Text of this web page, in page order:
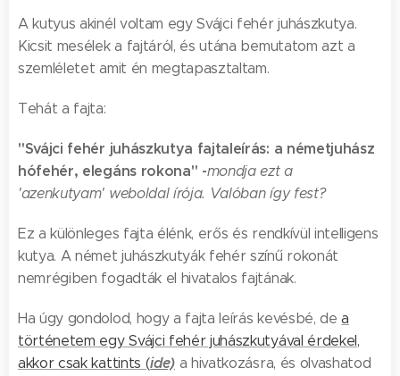
A kutyus akinél voltam egy Svájci fehér juhászkutya.
Kicsit mesélek a fajtáról, és utána bemutatom azt a
szemléletet amit én megtapasztaltam.
Tehát a fajta:
"Svájci fehér juhászkutya fajtaleírás: a németjuhász
hófehér, elegáns rokona" -mondja ezt a
'azenkutyam' weboldal írója. Valóban így fest?
Ez a különleges fajta élénk, erős és rendkívül intelligens
kutya. A német juhászkutyák fehér színű rokonát
nemrégiben fogadták el hivatalos fajtának.
Ha úgy gondolod, hogy a fajta leírás kevésbé, dea
történetem egy Svájci fehér juhászkutyával érdekel,
akkor csak kattints (ide) a hivatkozásra, és olvashatod